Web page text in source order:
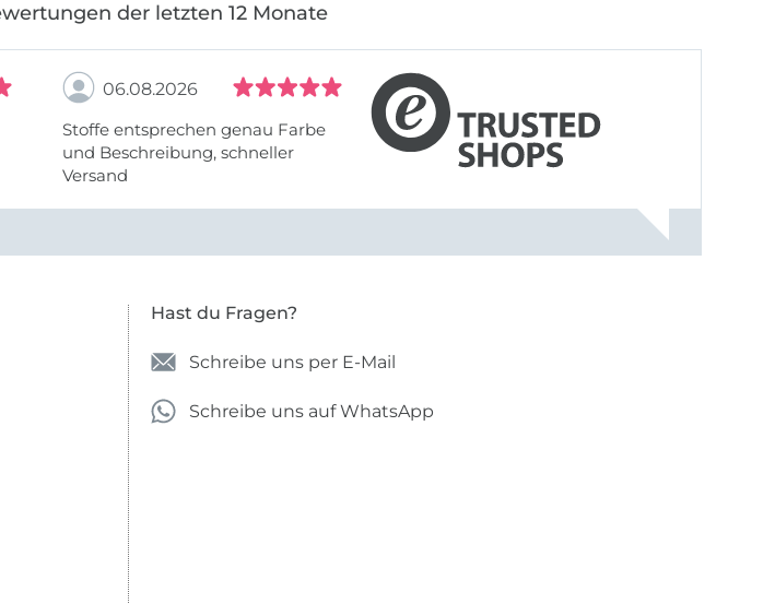
der letzten 12 Monate
06.08.2026
Stoffe entsprechen genau Farbe
und Beschreibung, schneller
Versand
Hast du Fragen?
Schreibe uns per E-Mail
Schreibe uns auf WhatsApp